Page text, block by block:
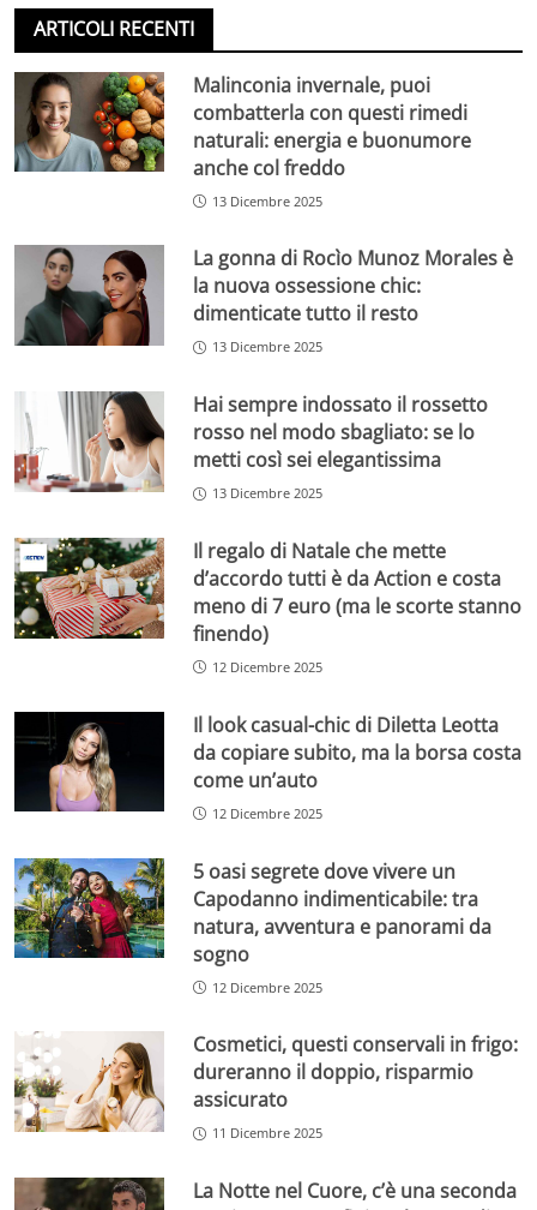
ARTICOLI RECENTI
Malinconia invernale, puoi
combatterla con questi rimedi
naturali: energia e buonumore
anche col freddo
13 Dicembre 2025
La gonna di Rocìo Munoz Morales è
la nuova ossessione chic:
dimenticate tutto il resto
13 Dicembre 2025
Hai sempre indossato il rossetto
rosso nel modo sbagliato: se lo
metti così sei elegantissima
13 Dicembre 2025
Il regalo di Natale che mette
d’accordo tutti è da Action e costa
meno di 7 euro (ma le scorte stanno
finendo)
12 Dicembre 2025
Il look casual-chic di Diletta Leotta
da copiare subito, ma la borsa costa
come un’auto
12 Dicembre 2025
5 oasi segrete dove vivere un
Capodanno indimenticabile: tra
natura, avventura e panorami da
sogno
12 Dicembre 2025
Cosmetici, questi conservali in frigo:
dureranno il doppio, risparmio
assicurato
11 Dicembre 2025
La Notte nel Cuore, c’è una seconda